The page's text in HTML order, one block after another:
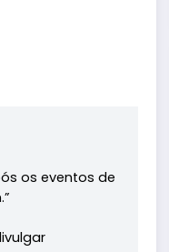
os eventos de